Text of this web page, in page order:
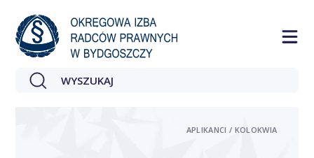
APLIKANCI / KOLOKWIA